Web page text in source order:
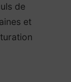
de
et